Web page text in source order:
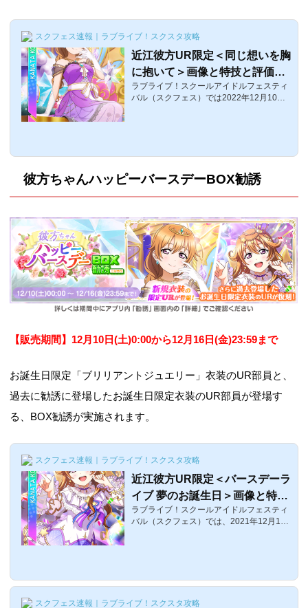
スクフェス速報｜ラブライブ！スクスタ攻略
近江彼方UR限定＜同じ想いを胸
に抱いて＞画像と特技と評価
【ラブライブ！スクフェス】
ラブライブ！スクールアイドルフェスティ
バル（スクフェス）では2022年12月10日
日限定ブリリアントジュエリーUR、近江
評価・特技・センター効果などをまとめて
06170レベル805335029507360レベル100
6365032507660特技...
彼方ちゃんハッピーバースデーBOX勧誘
【販売期間】12月10 日(土)0:00から12月16日(金)23:59まで
お誕生日限定「ブリリアントジュエリー」衣装のUR部員と、
過去に勧誘に登場したお誕生日限定衣装のUR部員が登場す
る、BOX勧誘が実施されます。
スクフェス速報｜ラブライブ！スクスタ攻略
近江彼方UR限定＜バースデーラ
イブ 夢のお誕生日＞画像と特技
と評価【ラブライブ！スクフェ
ス】
ラブライブ！スクールアイドルフェスティ
バル（スクフェス）では、2021年12月10
ん」で入手できる誕生日限定バースデーラ
誕生日＞の評価・特技・センター効果など
スクフェス速報｜ラブライブ！スクスタ攻略